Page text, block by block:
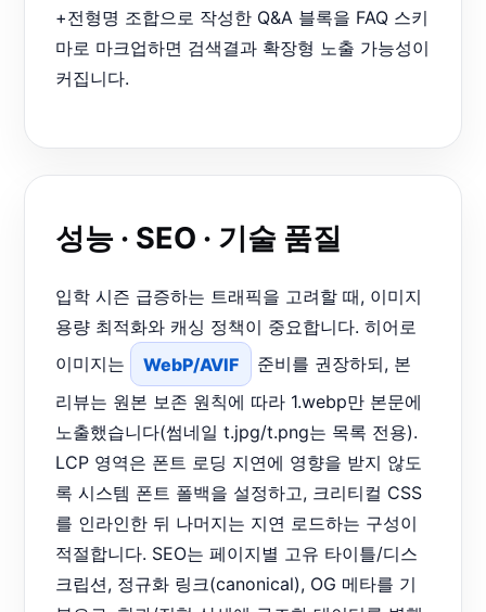
+전형명 조합으로 작성한 Q&A 블록을 FAQ 스키
마로 마크업하면 검색결과 확장형 노출 가능성이
커집니다.
성능 · SEO · 기술 품질
입학 시즌 급증하는 트래픽을 고려할 때, 이미지
용량 최적화와 캐싱 정책이 중요합니다. 히어로
이미지는
WebP/AVIF
준비를 권장하되, 본
리뷰는 원본 보존 원칙에 따라 1.webp만 본문에
노출했습니다(썸네일 t.jpg/t.png는 목록 전용).
LCP 영역은 폰트 로딩 지연에 영향을 받지 않도
록 시스템 폰트 폴백을 설정하고, 크리티컬 CSS
를 인라인한 뒤 나머지는 지연 로드하는 구성이
적절합니다. SEO는 페이지별 고유 타이틀/디스
크립션, 정규화 링크(canonical), OG 메타를 기